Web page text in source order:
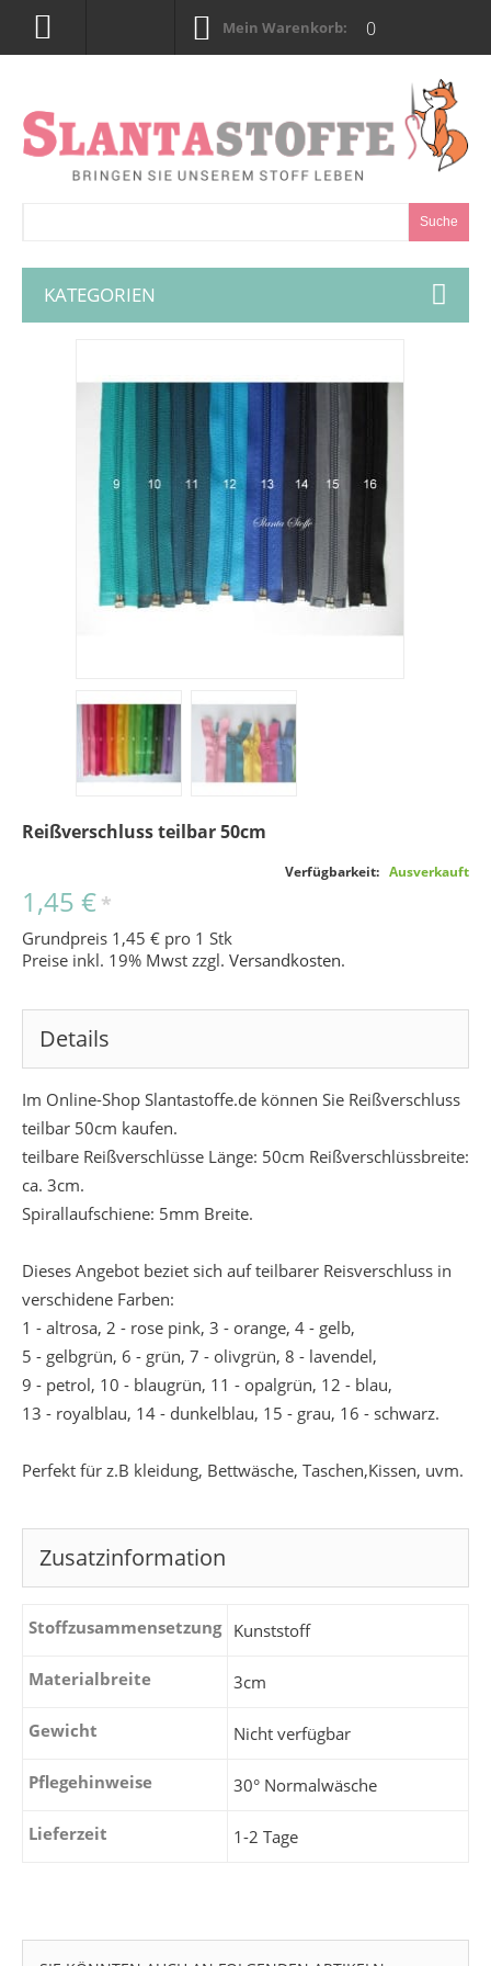
Mein Warenkorb: 0
Suche
KATEGORIEN
Reißverschluss teilbar 50cm
Verfügbarkeit: Ausverkauft
1,45 € *
Grundpreis 1,45 € pro 1 Stk
Preise inkl. 19% Mwst zzgl. Versandkosten.
Details
Im Online-Shop Slantastoffe.de können Sie Reißverschluss
teilbar 50cm kaufen.
teilbare Reißverschlüsse Länge: 50cm Reißverschlüssbreite:
ca. 3cm.
Spirallaufschiene: 5mm Breite.
Dieses Angebot beziet sich auf teilbarer Reisverschluss in
verschidene Farben:
1 - altrosa, 2 - rose pink, 3 - orange, 4 - gelb,
5 - gelbgrün, 6 - grün, 7 - olivgrün, 8 - lavendel,
9 - petrol, 10 - blaugrün, 11 - opalgrün, 12 - blau,
13 - royalblau, 14 - dunkelblau, 15 - grau, 16 - schwarz.
Perfekt für z.B kleidung, Bettwäsche, Taschen,Kissen, uvm.
Zusatzinformation
Stoffzusammensetzung Kunststoff
Materialbreite 3cm
Gewicht Nicht verfügbar
Pflegehinweise 30° Normalwäsche
Lieferzeit 1-2 Tage